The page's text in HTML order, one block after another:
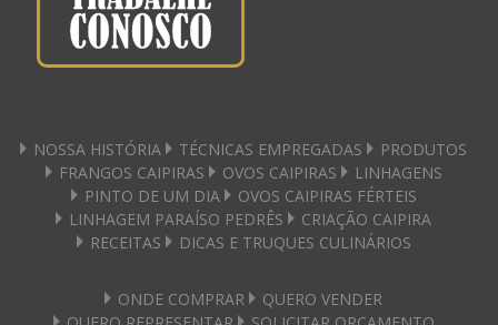
NOSSA HISTÓRIA TÉCNICAS EMPREGADAS
PRODUTOS
FRANGOS CAIPIRAS
OVOS CAIPIRAS
LINHAGENS
PINTO DE UM DIA
OVOS CAIPIRAS FÉRTEIS
LINHAGEM PARAÍSO PEDRÊS
CRIAÇÃO CAIPIRA
RECEITAS
DICAS E TRUQUES CULINÁRIOS
ONDE COMPRAR
QUERO VENDER